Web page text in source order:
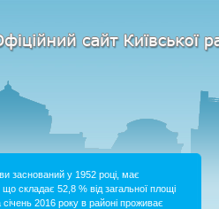
заснований у 1952 році, має
що складає 52,8 % від загальної площі
2016 року в районі проживає